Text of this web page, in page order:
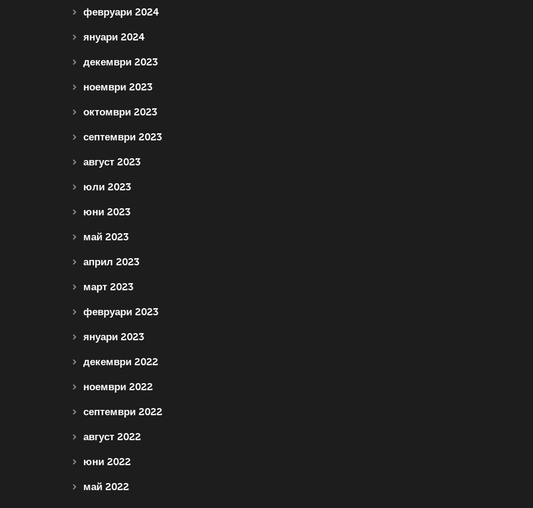
февруари 2024
януари 2024
декември 2023
ноември 2023
октомври 2023
септември 2023
август 2023
юли 2023
юни 2023
май 2023
април 2023
март 2023
февруари 2023
януари 2023
декември 2022
ноември 2022
септември 2022
август 2022
юни 2022
май 2022